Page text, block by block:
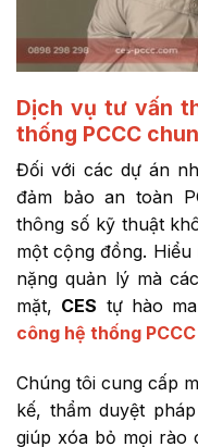
Dịch vụ tư vấn
thống PCCC
Đối với các dự án
đảm bảo an toàn
thông số kỹ thuật
một cộng đồng.
nặng quản lý mà
mặt, CES tự hào
công hệ thống PCCC
Chúng tôi cung cấp
kế, thẩm duyệt
giúp xóa bỏ mọi rào